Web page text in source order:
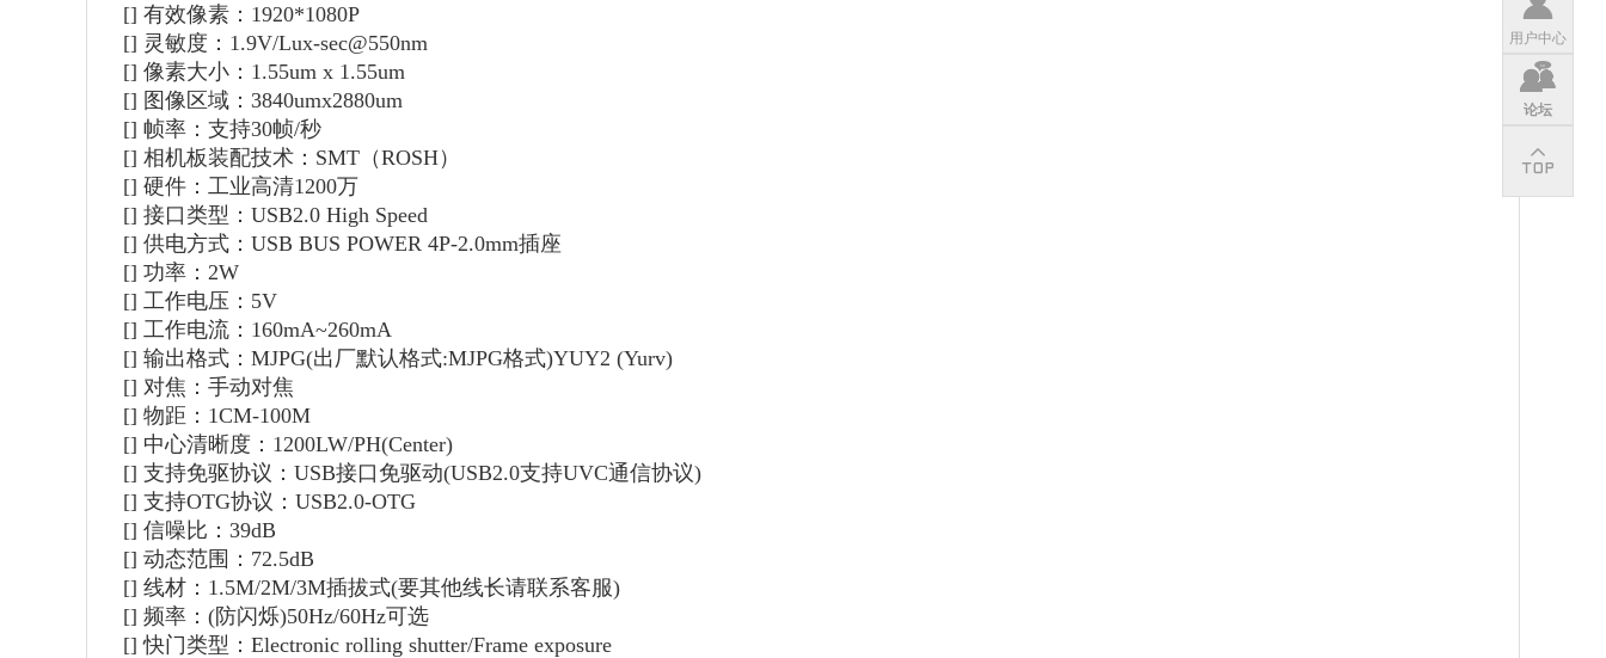
用户中心
论坛
[] 有效像素：1920*1080P
[] 灵敏度：1.9V/Lux-sec@550nm
[] 像素大小：1.55um x 1.55um
[] 图像区域：3840umx2880um
[] 帧率：支持30帧/秒
[] 相机板装配技术：SMT（ROSH）
[] 硬件：工业高清1200万
[] 接口类型：USB2.0 High Speed
[] 供电方式：USB BUS POWER 4P-2.0mm插座
[] 功率：2W
[] 工作电压：5V
[] 工作电流：160mA~260mA
[] 输出格式：MJPG(出厂默认格式:MJPG格式)YUY2 (Yurv)
[] 对焦：手动对焦
[] 物距：1CM-100M
[] 中心清晰度：1200LW/PH(Center)
[] 支持免驱协议：USB接口免驱动(USB2.0支持UVC通信协议)
[] 支持OTG协议：USB2.0-OTG
[] 信噪比：39dB
[] 动态范围：72.5dB
[] 线材：1.5M/2M/3M插拔式(要其他线长请联系客服)
[] 频率：(防闪烁)50Hz/60Hz可选
[]快门类型：Electronic rolling shutter/Frame exposure